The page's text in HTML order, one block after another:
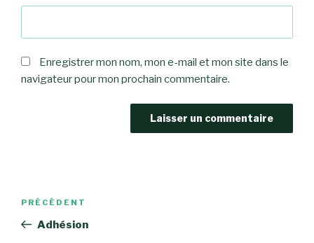
Enregistrer mon nom, mon e-mail et mon site dans le
navigateur pour mon prochain commentaire.
Navigation
l’article
Article
précédent
PRÉCÉDENT
Adhésion